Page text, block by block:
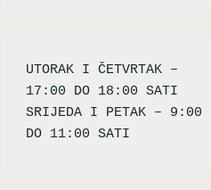
UTORAK I ČETVRTAK –
17:00 DO 18:00 SATI
SRIJEDA I PETAK – 9:00